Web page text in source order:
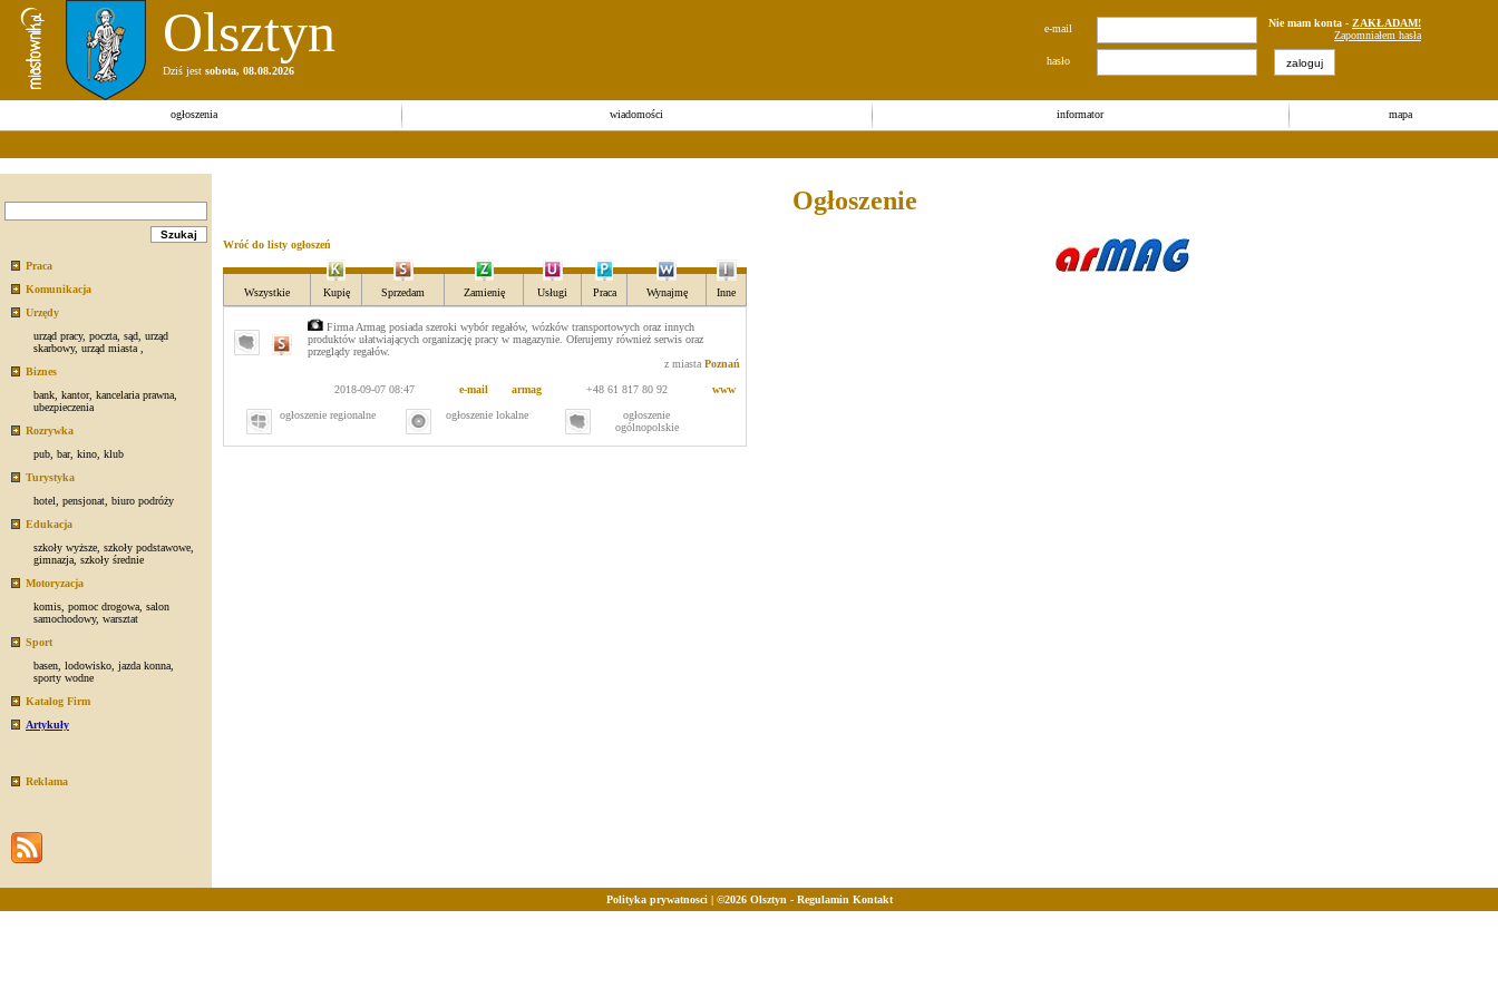
Olsztyn
Dziś jest sobota, 08.08.2026
e-mail Nie mam konta - ZAKŁADAM!
Zapomniałem hasła
hasło
ogłoszenia wiadomości informator mapa
Praca
Komunikacja
Urzędy
urząd pracy, poczta sąd urząd
skarbowy, urząd miasta
Biznes
bank kantor, kancelaria prawna
ubezpieczenia
Rozrywka
pub bar, kino klub
Turystyka
hotel
pensjonat biuro podróży
Edukacja
szkoły wyższe szkoły podstawowe
gimnazja szkoły średnie
Motoryzacja
komis pomoc drogowa salon
samochodowy, warsztat
Sport
basen lodowisko jazda konna
sporty wodne
Katalog Firm
Artykuły
Reklama
Ogłoszenie
Wróć do listy ogłoszeń
Wszystkie Kupię Sprzedam Zamienię Usługi Praca Wynajmę Inne
Firma Armag posiada szeroki wybór regałów, wózków transportowych oraz innych
produktów ułatwiających organizację pracy w magazynie. Oferujemy również serwis oraz
przeglądy regałów.
z miasta Poznań
2018-09-07 08:47 e-mail armag +48 61 817 80 92 www
ogłoszenie regionalne ogłoszenie lokalne
ogłoszenie
ogólnopolskie
Polityka prywatnosci| ©2026 Olsztyn - Regulamin Kontakt